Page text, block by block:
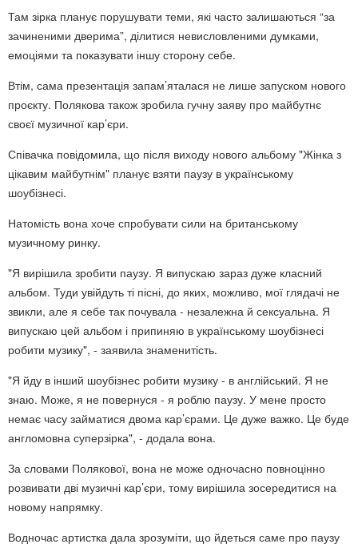
Там зірка планує порушувати теми, які часто залишаються “за
зачиненими дверима”, ділитися невисловленими думками,
емоціями та показувати іншу сторону себе.
Втім, сама презентація запам’яталася не лише запуском нового
проєкту. Полякова також зробила гучну заяву про майбутнє
своєї музичної кар’єри.
Співачка повідомила, що після виходу нового альбому "Жінка з
цікавим майбутнім" планує взяти паузу в українському
шоубізнесі.
Натомість вона хоче спробувати сили на британському
музичному ринку.
"Я вирішила зробити паузу. Я випускаю зараз дуже класний
альбом. Туди увійдуть ті пісні, до яких, можливо, мої глядачі не
звикли, але я себе так почувала - незалежна й сексуальна. Я
випускаю цей альбом і припиняю в українському шоубізнесі
робити музику", - заявила знаменитість.
"Я йду в інший шоубізнес робити музику - в англійський. Я не
знаю. Може, я не повернуся - я роблю паузу. У мене просто
немає часу займатися двома кар’єрами. Це дуже важко. Це буде
англомовна суперзірка", - додала вона.
За словами Полякової, вона не може одночасно повноцінно
розвивати дві музичні кар’єри, тому вирішила зосередитися на
новому напрямку.
Водночас артистка дала зрозуміти, що йдеться саме про паузу